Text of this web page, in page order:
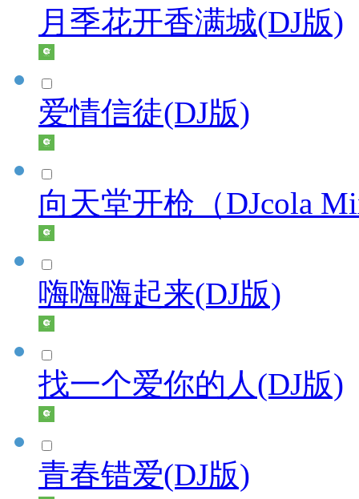
月季花开香满城(DJ版)
爱情信徒(DJ版)
向天堂开枪（DJcola
嗨嗨嗨起来(DJ版)
找一个爱你的人(DJ版)
青春错爱(DJ版)